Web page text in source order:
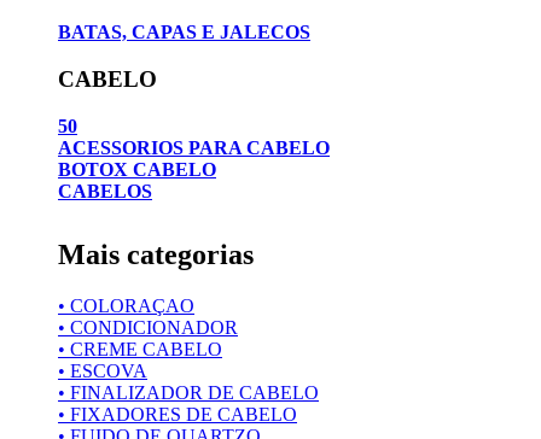
BATAS, CAPAS E JALECOS
CABELO
50
ACESSORIOS PARA CABELO
BOTOX CABELO
CABELOS
Mais categorias
• COLORAÇAO
• CONDICIONADOR
• CREME CABELO
• ESCOVA
• FINALIZADOR DE CABELO
• FIXADORES DE CABELO